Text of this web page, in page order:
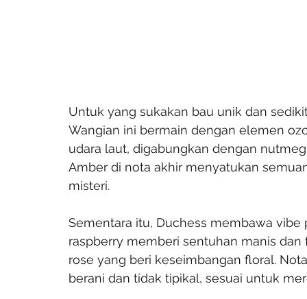
Untuk yang sukakan bau unik dan
Wangian ini bermain dengan elemen
udara laut, digabungkan dengan
Amber di nota akhir menyatukan
misteri.
Sementara itu, Duchess membawa
raspberry memberi sentuhan manis
rose yang beri keseimbangan floral.
berani dan tidak tipikal, sesuai untuk